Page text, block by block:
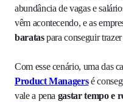
abundância de vagas e
vêm acontecendo, e as
barataspara conseguir
Com esse cenário, uma das
Product Managersé
vale a pena gastar tempo e